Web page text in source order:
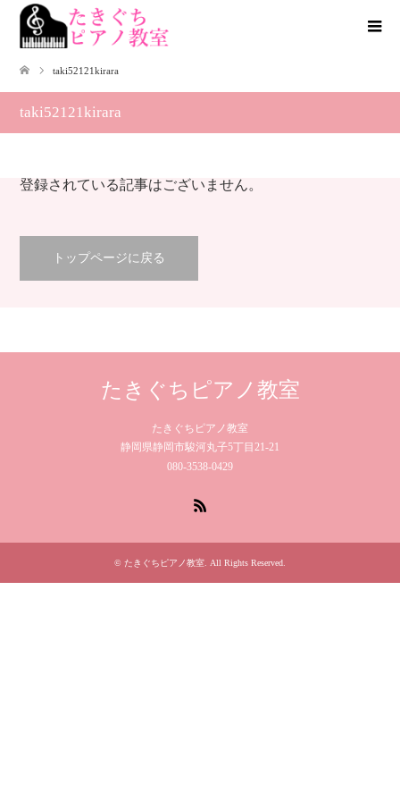
taki52121kirara
taki52121kirara
登録されている記事はございません。
トップページに戻る
たきぐちピアノ教室
たきぐちピアノ教室
静岡県静岡市駿河丸子5丁目21-21
080-3538-0429
© たきぐちピアノ教室. All Rights Reserved.